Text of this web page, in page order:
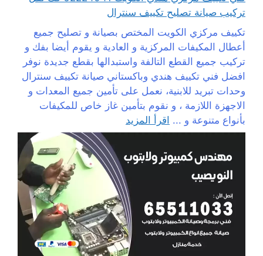
تركيب صيانة تصليح تكييف سنترال
تكييف مركزي الكويت المختص بصيانة و تصليح جميع
أعطال المكيفات المركزية و العادية و يقوم أيضا بفك و
تركيب جميع القطع التالفة واستبدالها بقطع جديدة نوفر
افضل فني تكييف هندي وباكستاني صيانة تكييف سنترال
وحدات تبريد للابنية، نعمل على تأمين جميع المعدات و
الاجهزة اللازمة ، و نقوم بتأمين غاز خاص للمكيفات
بأنواع متنوعة و ... اقرأ المزيد